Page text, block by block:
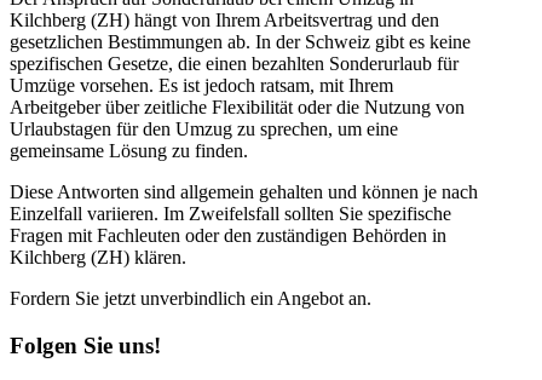
Kilchberg (ZH) hängt von Ihrem Arbeitsvertrag und den
gesetzlichen Bestimmungen ab. In der Schweiz gibt es keine
spezifischen Gesetze, die einen bezahlten Sonderurlaub für
Umzüge vorsehen. Es ist jedoch ratsam, mit Ihrem
Arbeitgeber über zeitliche Flexibilität oder die Nutzung von
Urlaubstagen für den Umzug zu sprechen, um eine
gemeinsame Lösung zu finden.
Diese Antworten sind allgemein gehalten und können je nach
Einzelfall variieren. Im Zweifelsfall sollten Sie spezifische
Fragen mit Fachleuten oder den zuständigen Behörden in
Kilchberg (ZH) klären.
Fordern Sie jetzt unverbindlich ein Angebot an.
Folgen Sie uns!